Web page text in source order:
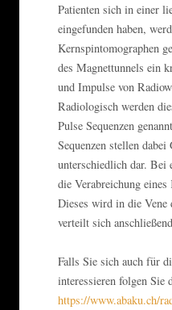
Patienten sich in einer
eingefunden haben,
Kernspintomographen
des Magnettunnels ein
und Impulse von
Radiologisch werden
Pulse Sequenzen
Sequenzen stellen dabei
unterschiedlich dar. Bei
die Verabreichung
Dieses wird in die Vene
verteilt sich
Falls Sie sich auch für
interessieren folgen Sie
https://www.abaku.ch/